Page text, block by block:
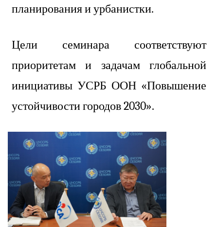
планирования и урбанистки.
Цели семинара соответствуют
приоритетам и задачам глобальной
инициативы УСРБ ООН «Повышение
устойчивости городов 2030».